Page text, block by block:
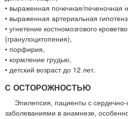
• выраженная почечная/печеночная
• выраженная артериальная
• угнетение костномозгового
(гранулоцитопения),
• порфирия,
• кормление грудью,
• детский возраст до 12 лет.
С ОСТОРОЖНОСТЬЮ
Эпилепсия, пациенты с
заболеваниями в анамнезе,